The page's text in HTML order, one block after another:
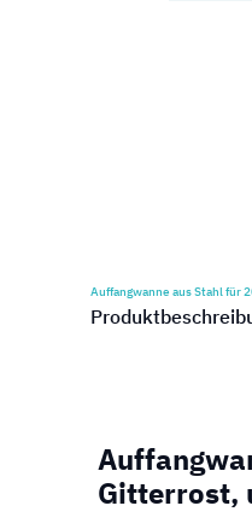
Auffangwanne aus Stahl für
Gitterrost,